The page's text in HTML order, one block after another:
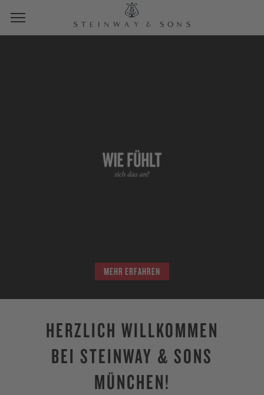
MEHR ERFAHREN
HERZLICH WILLKOMMEN
BEI STEINWAY & SONS
MÜNCHEN!